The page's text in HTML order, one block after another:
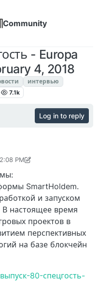
Community
- Europa
4, 2018
интервью
7.1k
Log in to reply
PM
Apr 30, 2018, 1:44 AM
SmartHoldem.
и запуском
настоящее время
проектов в
перспективных
на базе блокчейн
80-спецгость-